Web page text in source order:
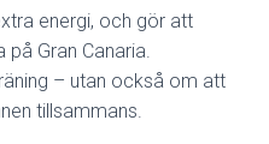
energi, och gör att
Gran Canaria.
– utan också om att
tillsammans.